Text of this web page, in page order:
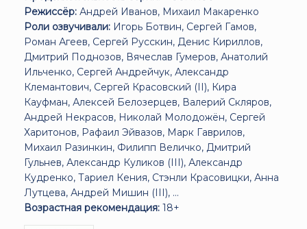
Режиссёр: Андрей Иванов, Михаил Макаренко
Роли озвучивали: Игорь Ботвин, Сергей Гамов,
Роман Агеев, Сергей Русскин, Денис Кириллов,
Дмитрий Поднозов, Вячеслав Гумеров, Анатолий
Ильченко, Сергей Андрейчук, Александр
Клемантович, Сергей Красовский (II), Кира
Кауфман, Алексей Белозерцев, Валерий Скляров,
Андрей Некрасов, Николай Молодожён, Сергей
Харитонов, Рафаил Эйвазов, Марк Гаврилов,
Михаил Разинкин, Филипп Величко, Дмитрий
Гульнев, Александр Куликов (III), Александр
Кудренко, Тариел Кения, Стэнли Красовицки, Анна
Лутцева, Андрей Мишин (III), ...
Возрастная рекомендация: 18+